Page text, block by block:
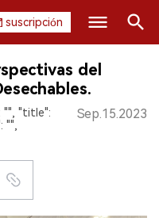
suscripción
Buscar
del
"", "title":
"",
Sep.15.2023